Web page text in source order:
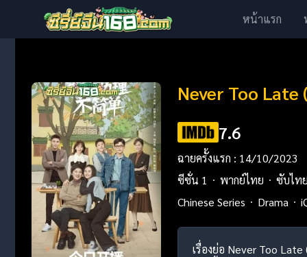
หน้าแรก
Never Too
7.6
ฉายครั้งแรก : 14/10/2023
ซีซั่น 1
พากย์ไทย
ซับไท
Chinese Series
Drama
เรื่องย่อ Never Too